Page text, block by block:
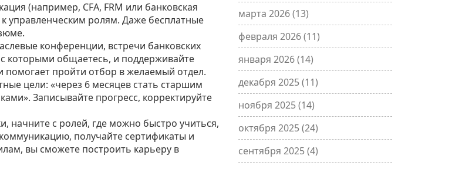
(например, CFA, FRM или банковская
управленческим ролям. Даже бесплатные
конференции, встречи банковских
которыми общаетесь, и поддерживайте
помогает пройти отбор в желаемый отдел.
цели: «через 6 месяцев стать старшим
Записывайте прогресс, корректируйте
начните с ролей, где можно быстро учиться,
получайте сертификаты и
вы сможете построить карьеру в
марта 2026(13)
февраля 2026(11)
января 2026(14)
декабря 2025(11)
ноября 2025(14)
октября 2025(24)
сентября 2025(4)